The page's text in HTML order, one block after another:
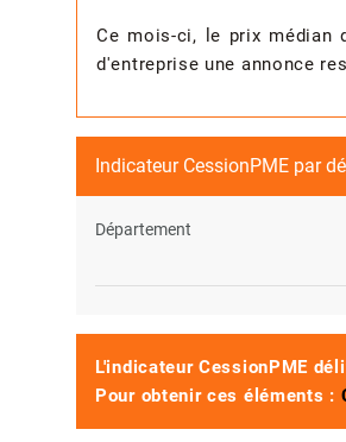
Ce mois-ci, le prix médian
d'entreprise une annonce
Indicateur CessionPME par
Département
L'indicateur CessionPME
Pour obtenir ces éléments :